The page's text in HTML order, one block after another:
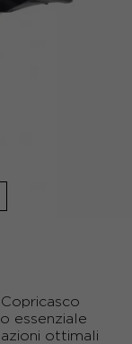
essenziale
ottimali